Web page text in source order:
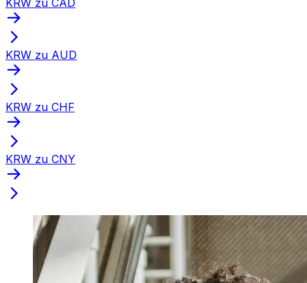
KRW zu AUD
KRW zu CHF
KRW zu CNY